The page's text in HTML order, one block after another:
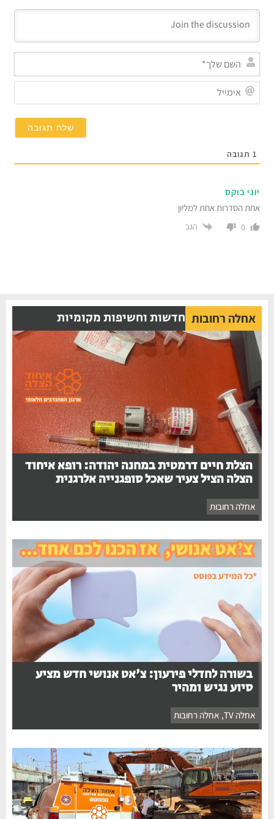
1תגובה
יוני בוקס
אחת הסדרות אחת למליון
0 הגב
אחלה רחובות חדשות וחשיפות מקומיות
הצלת חיים דרמטית במחנה יהודה: רופא איחוד
הצלה הציל צעיר שאכל סופגנייה אלרגנית
אחלה רחובות
בשורה לחדלי פירעון: צ'אט אנושי חדש מציע
סיוע נגיש ומהיר
אחלה TV , אחלה רחובות